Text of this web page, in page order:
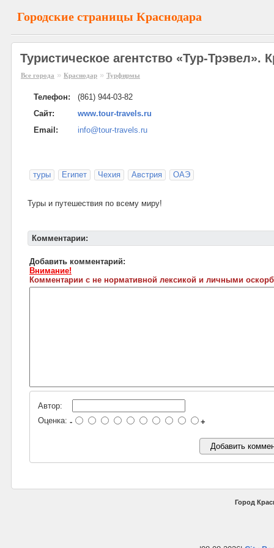
Городские страницы Краснодара
Туристическое агентство «Тур-Трэвел».
Все города » Краснодар » Турфирмы
Телефон:
(861) 944-03-82
Сайт:
www.tour-travels.ru
Email:
info@tour-travels.ru
туры Египет Чехия Австрия ОАЭ
Туры и путешествия по всему миру!
Комментарии:
Добавить комментарий:
Внимание!
Комментарии с не нормативной лексикой и личными
Автор:
Оценка: - +
Город